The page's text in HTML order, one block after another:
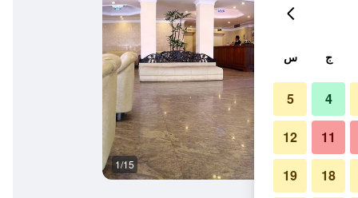
1/15
ج س
4
5
11
12
18
19